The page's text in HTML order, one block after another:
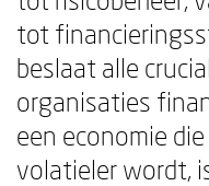
tot
beslaat alle
organisaties
een economie
volatieler wordt,